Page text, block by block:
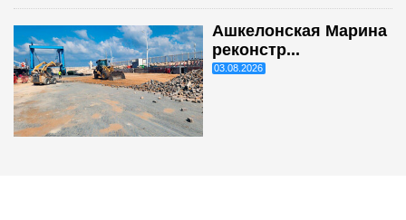
Ашкелонская Марина
реконстр...
03.08.2026